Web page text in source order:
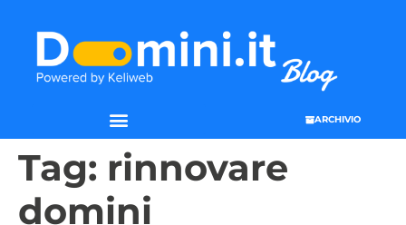
ARCHIVIO
Tag: rinnovare
domini